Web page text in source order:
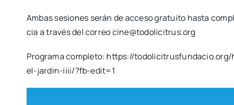
Ambas sesio­nes serán de acce­so gra­tui­to has­ta
cia a tra­vés del correo cine@todolicitrus.org
Pro­gra­ma com­ple­to: https://
el-jardin-iiii/?fb-edit=1